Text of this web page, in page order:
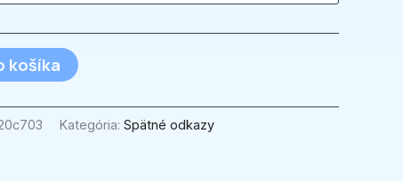
košíka
Kategória: Spätné odkazy